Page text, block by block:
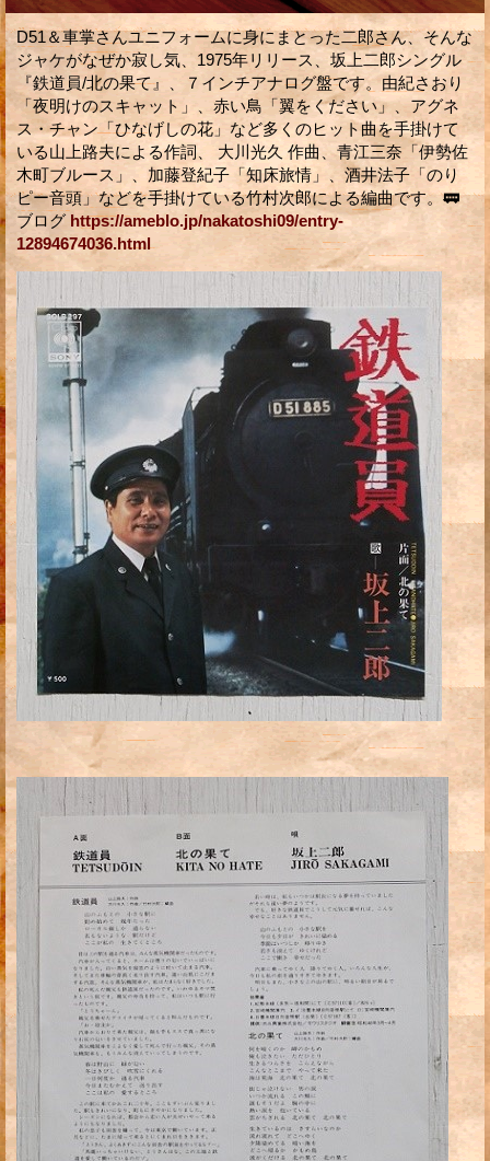
D51＆車掌さんユニフォームに身にまとった二郎さん、そんな
ジャケがなぜか寂し気、1975年リリース、坂上二郎シングル
『鉄道員/北の果て』、７インチアナログ盤です。由紀さおり
「夜明けのスキャット」、赤い鳥「翼をください」、アグネ
ス・チャン「ひなげしの花」など多くのヒット曲を手掛けて
いる山上路夫による作詞、 大川光久 作曲、青江三奈「伊勢佐
木町ブルース」、加藤登紀子「知床旅情」、酒井法子「のり
ピー音頭」などを手掛けている竹村次郎による編曲です。🚃
ブログ https://ameblo.jp/nakatoshi09/entry-
12894674036.html